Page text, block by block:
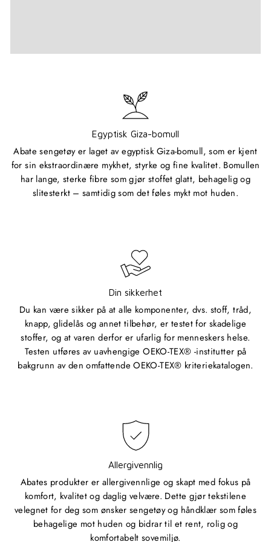
Egyptisk Giza-bomull
Abate sengetøy er laget av egyptisk Giza-bomull, som er kjent
for sin ekstraordinære mykhet, styrke og fine kvalitet. Bomullen
har lange, sterke fibre som gjør stoffet glatt, behagelig og
slitesterkt – samtidig som det føles mykt mot huden.
Din sikkerhet
Du kan være sikker på at alle komponenter, dvs. stoff, tråd,
knapp, glidelås og annet tilbehør, er testet for skadelige
stoffer, og at varen derfor er ufarlig for menneskers helse.
Testen utføres av uavhengige OEKO-TEX® -institutter på
bakgrunn av den omfattende OEKO-TEX® kriteriekatalogen.
Allergivennlig
Abates produkter er allergivennlige og skapt med fokus på
komfort, kvalitet og daglig velvære. Dette gjør tekstilene
velegnet for deg som ønsker sengetøy og håndklær som føles
behagelige mot huden og bidrar til et rent, rolig og
komfortabelt sovemiljø.